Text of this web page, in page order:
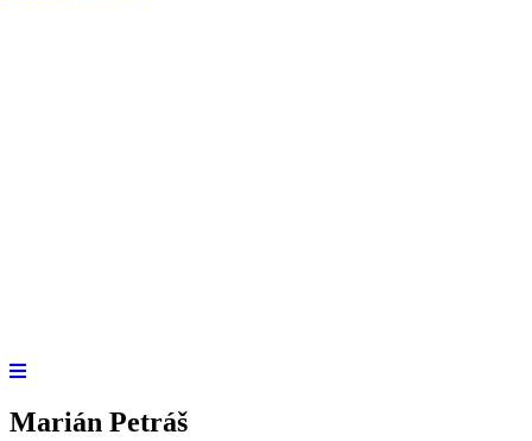
Marián Petráš